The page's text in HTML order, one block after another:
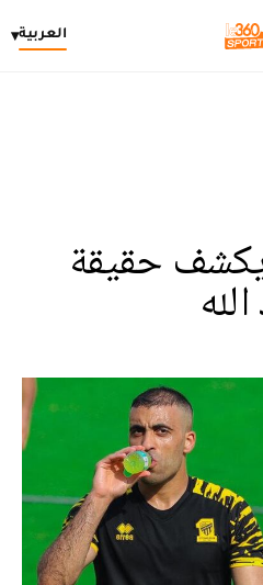
العربية▾
يكشف حقيقة